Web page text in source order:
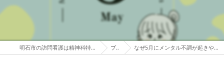
明石市の訪問看護は精神科特化 訪問看護ステーションミント ブログ なぜ5月にメンタル不調が起きやすい？｜訪問看護 ミント 明石市